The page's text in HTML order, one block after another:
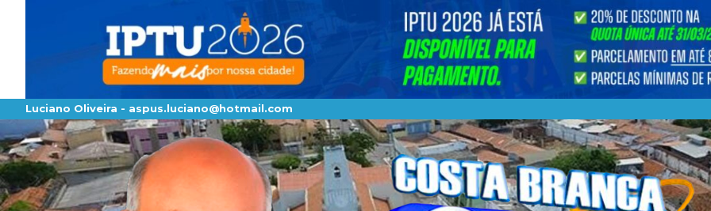
Luciano Oliveira - aspus.luciano@hotmail.com